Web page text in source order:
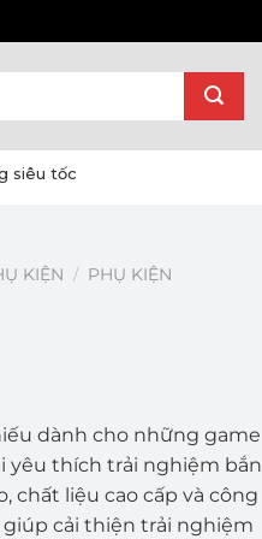
siêu tốc
KIỆN / PHỤ KIỆN
dành cho những game
yêu thích trải nghiệm bắn
chất liệu cao cấp và công
cải thiện trải nghiệm